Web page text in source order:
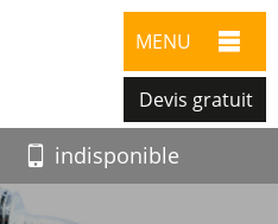
MENU
Devis gratuit
indisponible